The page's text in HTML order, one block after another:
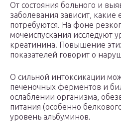
От состояния больного и
заболевания зависит,
потребуются. На фоне
мочеиспускания исследуют
креатинина. Повышение
показателей говорит о
О сильной интоксикации
печеночных ферментов и
ослаблении организма,
питания (особенно
уровень альбуминов.